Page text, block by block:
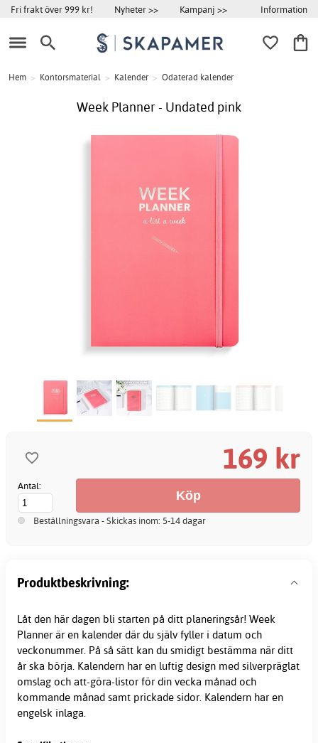
Fri frakt över 999 kr! Nyheter >> Kampanj >> Information
Hem > Kontorsmaterial > Kalender > Odaterad kalender
Week Planner - Undated pink
169 kr
Antal:
Beställningsvara - Skickas inom: 5-14 dagar
Produktbeskrivning:
Låt den här dagen bli starten på ditt planeringsår! Week
Planner är en kalender där du själv fyller i datum och
veckonummer. På så sätt kan du smidigt bestämma när ditt
år ska börja. Kalendern har en luftig design med silverpräglat
omslag och att-göra-listor för din vecka månad och
kommande månad samt prickade sidor. Kalendern har en
engelsk inlaga.